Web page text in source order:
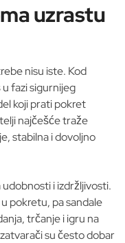
uzrastu
nisu iste. Kod
u fazi sigurnijeg
koji prati pokret
najčešće traže
stabilna i dovoljno
i izdržljivosti.
pokretu, pa sandale
trčanje i igru na
su često dobar